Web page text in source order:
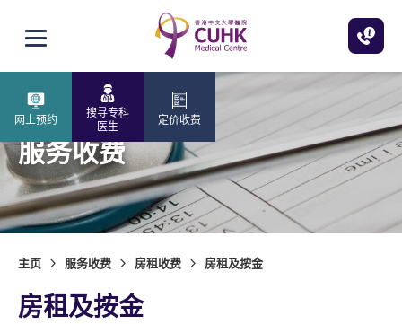
打开选单
网上预约
搜寻专科
医生
定价收费
服务收费
主页 服务收费 房租收费 房租及按金
房租及按金